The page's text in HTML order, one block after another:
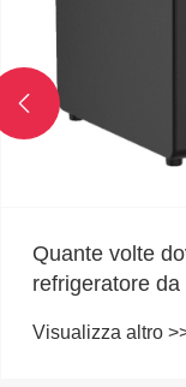
Perché
refrigeratore ad
Visualizza altro
